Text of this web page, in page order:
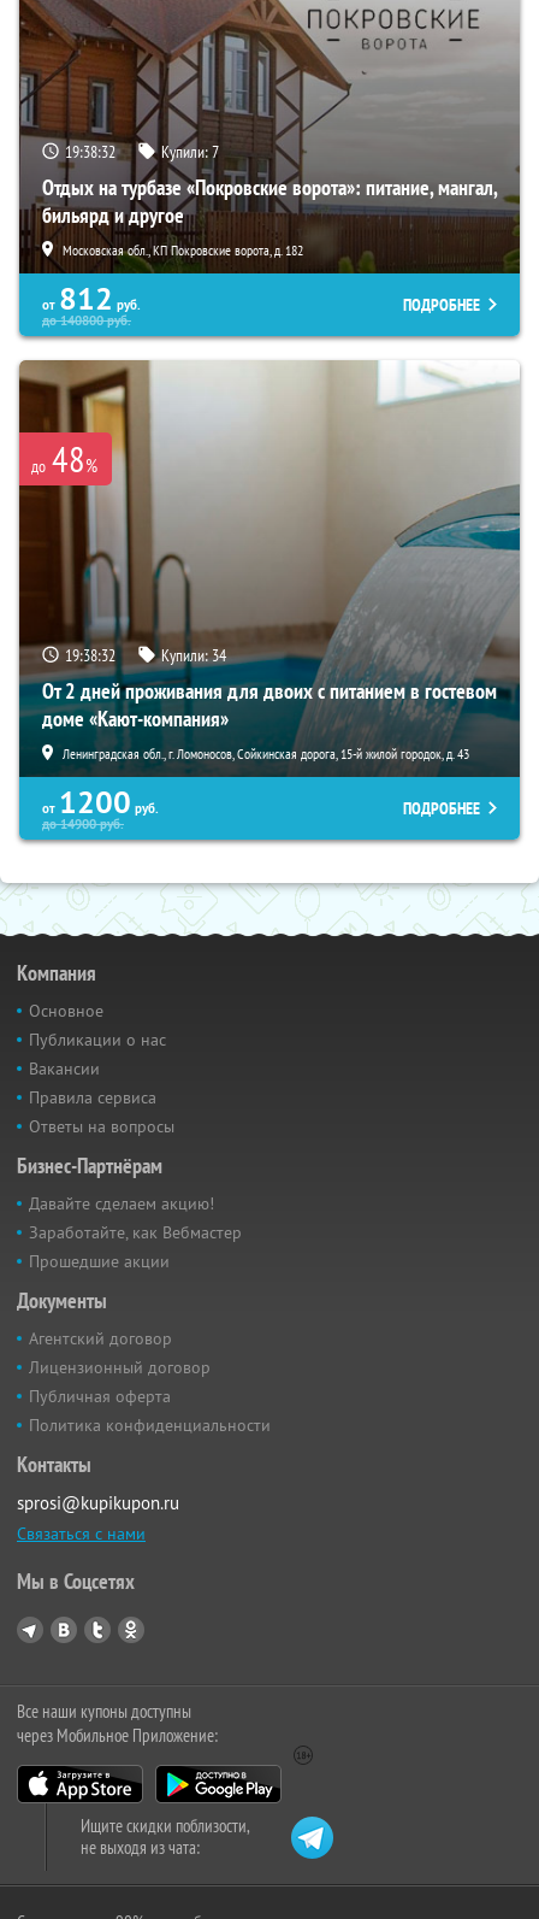
19:38:30 Купили:7
Отдых на турбазе «Покровские ворота»: питание, мангал,
бильярд и другое
Московская обл., КП Покровские ворота, д. 182
от 812 руб.
до140800руб.
ПОДРОБНЕЕ
до 48%
19:38:30 Купили:34
От 2 дней проживания для двоих с питанием в гостевом
доме «Кают-компания»
Ленинградская обл., г. Ломоносов, Сойкинская дорога, 15-й жилой городок, д. 43
от 1200 руб.
до14900руб.
ПОДРОБНЕЕ
Компания
Основное
Публикации о нас
Вакансии
Правила сервиса
Ответы на вопросы
Бизнес-Партнёрам
Давайте сделаем акцию!
Заработайте, как Вебмастер
Прошедшие акции
Документы
Агентский договор
Лицензионный договор
Публичная оферта
Политика конфиденциальности
Контакты
sprosi@kupikupon.ru
Связаться с нами
Мы в Соцсетях
Все наши купоны доступны
через Мобильное Приложение:
Ищите скидки поблизости,
не выходя из чата: